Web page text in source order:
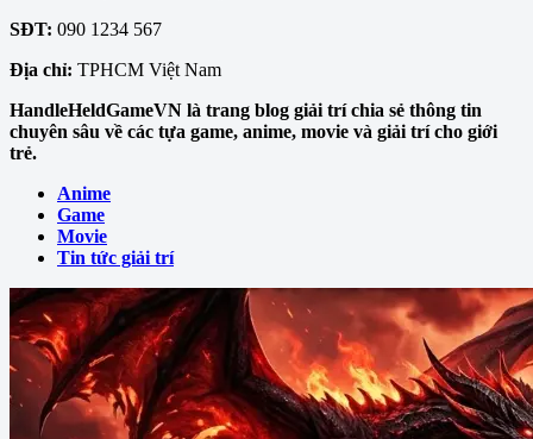
SĐT: 090 1234 567
Địa chỉ: TPHCM Việt Nam
HandleHeldGameVN là trang blog giải trí chia sẻ thông tin
chuyên sâu về các tựa game, anime, movie và giải trí cho giới
trẻ.
Anime
Game
Movie
Tin tức giải trí